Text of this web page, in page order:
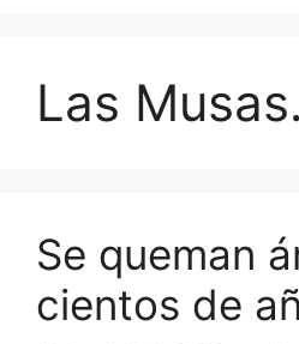
Las Musas.
Se queman
cientos de